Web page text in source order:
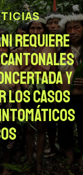
requiere
Cantonales
y
los casos